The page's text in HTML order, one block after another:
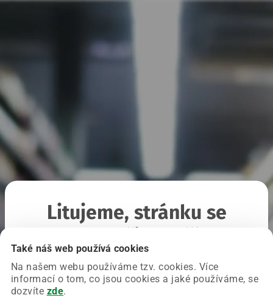
Také náš web používá cookies
Na našem webu používáme tzv. cookies. Více
informací o tom, co jsou cookies a jaké používáme, se
dozvíte zde.
Litujeme, stránku se
Chyba nastala na naší straně a už ji opravujeme.
Zkuste prosím znovu načíst požadovanou stránku.